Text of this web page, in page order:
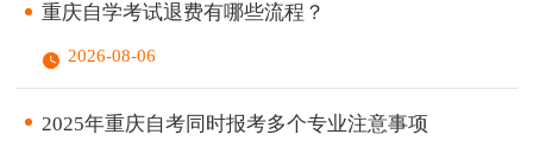
院。...
重庆自学考试退费有哪些流程？
2026-08-06
2025年重庆自考同时报考多个专业注意事项